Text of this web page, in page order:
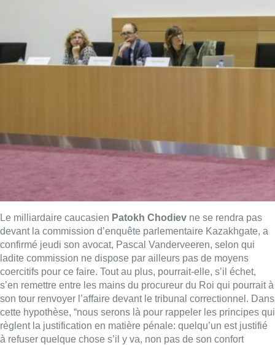
Le milliardaire caucasien Patokh Chodiev ne se rendra pas
devant la commission d’enquête parlementaire Kazakhgate, a
confirmé jeudi son avocat, Pascal Vanderveeren, selon qui
ladite commission ne dispose par ailleurs pas de moyens
coercitifs pour ce faire. Tout au plus, pourrait-elle, s’il échet,
s’en remettre entre les mains du procureur du Roi qui pourrait à
son tour renvoyer l’affaire devant le tribunal correctionnel. Dans
cette hypothèse, “nous serons là pour rappeler les principes qui
règlent la justification en matière pénale: quelqu’un est justifié
à refuser quelque chose s’il y va, non pas de son confort